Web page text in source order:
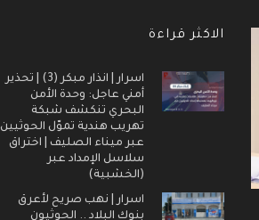
الاكثر قراءة
اسرار | انذار مبكر (3) | تحذير
أمني عاجل: وحدة الأمن
البحري تنكشف شبكة
تهريب هندية تموّل الحوثيين
عبر ميناء الصليف | اختراق
سلاسل الإمداد عبر
(الخشبية)
اسرار | نهب صريح لأعرق
بنوك البلاد .. الحوثيون